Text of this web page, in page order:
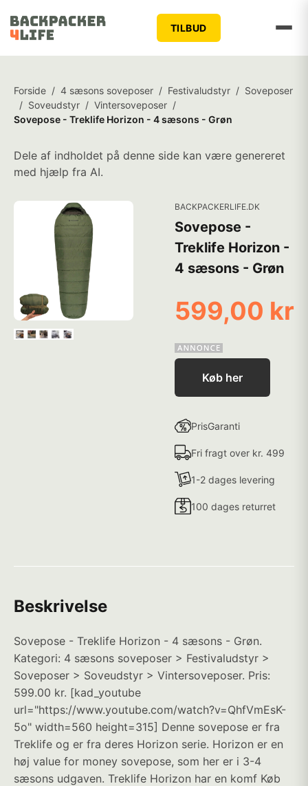
TILBUD
Forside / 4 sæsons soveposer / Festivaludstyr / Soveposer
/ Soveudstyr / Vintersoveposer /
Sovepose - Treklife Horizon - 4 sæsons - Grøn
Dele af indholdet på denne side kan være genereret
med hjælp fra AI.
BACKPACKERLIFE.DK
Sovepose -
Treklife Horizon -
4 sæsons - Grøn
599,00 kr
Køb her
PrisGaranti
Fri fragt over kr. 499
1-2 dages levering
100 dages returret
Beskrivelse
Sovepose - Treklife Horizon - 4 sæsons - Grøn.
Kategori: 4 sæsons soveposer > Festivaludstyr >
Soveposer > Soveudstyr > Vintersoveposer. Pris:
599.00 kr. [kad_youtube
url="https://www.youtube.com/watch?v=QhfVmEsK-
5o" width=560 height=315] Denne sovepose er fra
Treklife og er fra deres Horizon serie. Horizon er en
høj value for money sovepose, som her er i 3-4
sæsons udgaven. Treklife Horizon har en komf Køb